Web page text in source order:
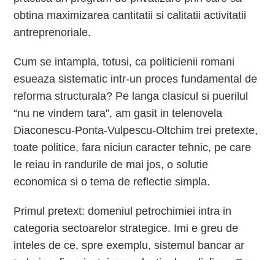
obtina maximizarea cantitatii si calitatii activitatii
antreprenoriale.
Cum se intampla, totusi, ca politicienii romani
esueaza sistematic intr-un proces fundamental de
reforma structurala? Pe langa clasicul si puerilul
“nu ne vindem tara”, am gasit in telenovela
Diaconescu-Ponta-Vulpescu-Oltchim trei pretexte,
toate politice, fara niciun caracter tehnic, pe care
le reiau in randurile de mai jos, o solutie
economica si o tema de reflectie simpla.
Primul pretext: domeniul petrochimiei intra in
categoria sectoarelor strategice. Imi e greu de
inteles de ce, spre exemplu, sistemul bancar ar